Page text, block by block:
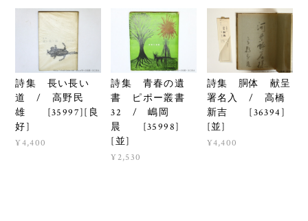
詩集 長い長い
道 / 高野民
雄 [35997][良
好]
¥4,400
詩集 青春の遺
書 ピポー叢書
32 / 嶋岡
晨 [35998]
[並]
¥2,530
詩集 胴体 献呈
署名入 / 高橋
新吉 [36394]
[並]
¥4,400